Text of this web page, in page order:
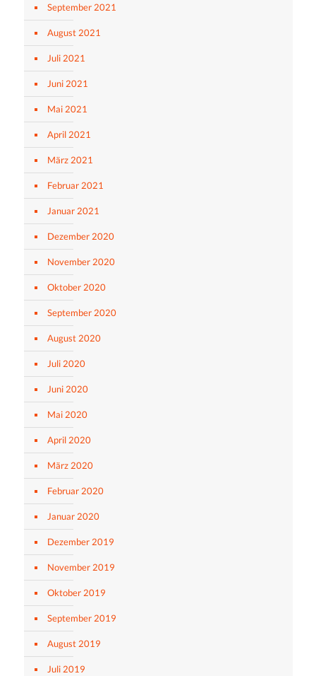
September 2021
August 2021
Juli 2021
Juni 2021
Mai 2021
April 2021
März 2021
Februar 2021
Januar 2021
Dezember 2020
November 2020
Oktober 2020
September 2020
August 2020
Juli 2020
Juni 2020
Mai 2020
April 2020
März 2020
Februar 2020
Januar 2020
Dezember 2019
November 2019
Oktober 2019
September 2019
August 2019
Juli 2019